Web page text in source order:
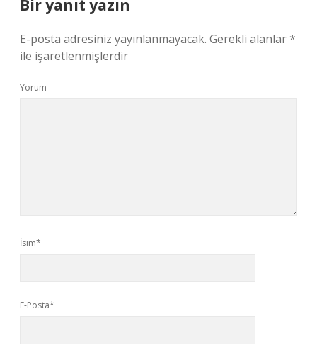
Bir yanıt yazın
E-posta adresiniz yayınlanmayacak. Gerekli alanlar*
ile işaretlenmişlerdir
Yorum
İsim*
E-Posta*